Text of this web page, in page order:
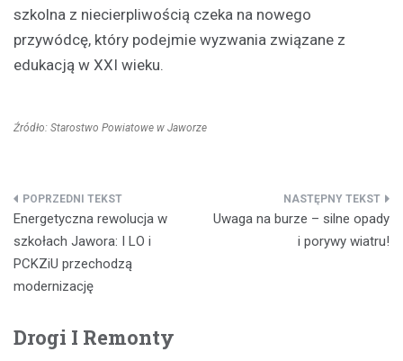
szkolna z niecierpliwością czeka na nowego
przywódcę, który podejmie wyzwania związane z
edukacją w XXI wieku.
Źródło: Starostwo Powiatowe w Jaworze
Nawigacja
wpisu
Energetyczna rewolucja w
szkołach Jawora: I LO i
PCKZiU przechodzą
modernizację
Uwaga na burze – silne opady
i porywy wiatru!
Drogi I Remonty